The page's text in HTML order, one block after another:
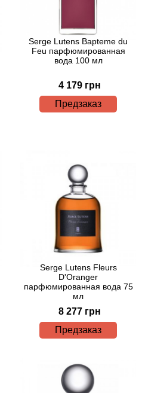
Serge Lutens Bapteme du
Feu парфюмированная
вода 100 мл
4 179 грн
Предзаказ
Serge Lutens Fleurs
D'Oranger
парфюмированная вода 75
мл
8 277 грн
Предзаказ